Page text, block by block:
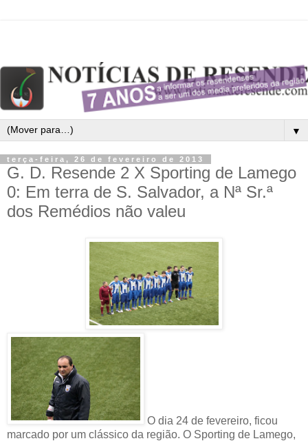
▼
terça-feira, 26 de fevereiro de 2013
G. D. Resende 2 X Sporting de Lamego
0: Em terra de S. Salvador, a Nª Sr.ª
dos Remédios não valeu
O dia 24 de fevereiro, ficou
marcado por um clássico da região. O Sporting de Lamego,